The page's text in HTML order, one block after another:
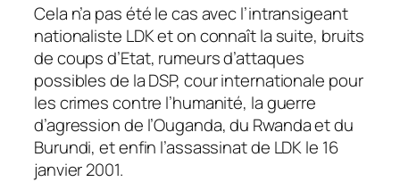
Cela n’a pas été le cas avec l’intransigeant
nationaliste LDK et on connaît la suite, bruits
de coups d’Etat, rumeurs d’attaques
possibles de la DSP, cour internationale pour
les crimes contre l’humanité, la guerre
d’agression de l’Ouganda, du Rwanda et du
Burundi, et enfin l’assassinat de LDK le 16
janvier 2001.